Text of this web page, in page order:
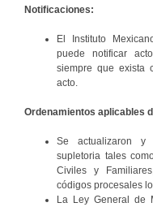
Notificaciones:
El Instituto
puede notificar
siempre que exista
acto.
Ordenamientos aplicables
Se actualizaron y
supletoria tales
Civiles y
códigos procesales
La Ley General de